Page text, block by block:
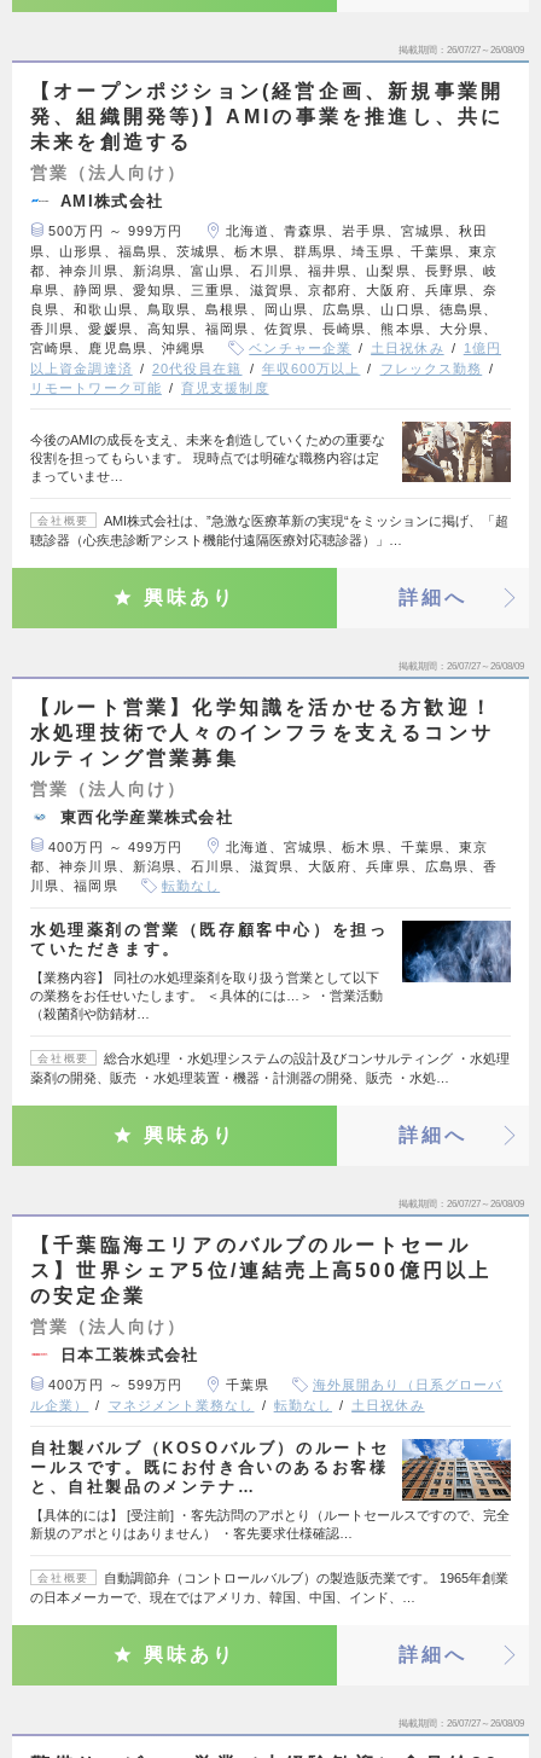
掲載期間 26/07/27～26/08/09
【オープンポジション(経営企画、新規事業開
発、組織開発等)】AMIの事業を推進し、共に
未来を創造する
営業（法人向け）
AMI株式会社
500万円 ～ 999万円
北海道、青森県、岩手県、宮城県、秋田
県、山形県、福島県、茨城県、栃木県、群馬県、埼玉県、千葉県、東京
都、神奈川県、新潟県、富山県、石川県、福井県、山梨県、長野県、岐
阜県、静岡県、愛知県、三重県、滋賀県、京都府、大阪府、兵庫県、奈
良県、和歌山県、鳥取県、島根県、岡山県、広島県、山口県、徳島県、
香川県、愛媛県、高知県、福岡県、佐賀県、長崎県、熊本県、大分県、
宮崎県、鹿児島県、沖縄県
ベンチャー企業 土日祝休み
1億円
以上資金調達済
20代役員在籍 年収600万以上
フレックス勤務
リモートワーク可能
育児支援制度
今後のAMIの成長を支え、未来を創造していくための重要な
役割を担ってもらいます。 現時点では明確な職務内容は定
まっていませ…
会社概要
AMI株式会社は、”急激な医療革新の実現“をミッションに掲げ、「超
聴診器（心疾患診断アシスト機能付遠隔医療対応聴診器）」…
興味あり 詳細へ
掲載期間 26/07/27～26/08/09
【ルート営業】化学知識を活かせる方歓迎！
水処理技術で人々のインフラを支えるコンサ
ルティング営業募集
営業（法人向け）
東西化学産業株式会社
400万円 ～ 499万円
北海道、宮城県、栃木県、千葉県、東京
都、神奈川県、新潟県、石川県、滋賀県、大阪府、兵庫県、広島県、香
川県、福岡県
転勤なし
水処理薬剤の営業（既存顧客中心）を担っ
ていただきます。
【業務内容】 同社の水処理薬剤を取り扱う営業として以下
の業務をお任せいたします。 ＜具体的には…＞ ・営業活動
（殺菌剤や防錆材…
会社概要
総合水処理 ・水処理システムの設計及びコンサルティング ・水処理
薬剤の開発、販売 ・水処理装置・機器・計測器の開発、販売 ・水処…
興味あり 詳細へ
掲載期間 26/07/27～26/08/09
【千葉臨海エリアのバルブのルートセール
ス】世界シェア5位/連結売上高500億円以上
の安定企業
営業（法人向け）
日本工装株式会社
400万円 ～ 599万円 千葉県
海外展開あり（日系グローバ
ル企業）
マネジメント業務なし 転勤なし 土日祝休み
自社製バルブ（KOSOバルブ）のルートセ
ールスです。既にお付き合いのあるお客様
と、自社製品のメンテナ…
【具体的には】 [受注前] ・客先訪問のアポとり（ルートセールスですので、完全
新規のアポとりはありません） ・客先要求仕様確認…
会社概要
自動調節弁（コントロールバルブ）の製造販売業です。 1965年創業
の日本メーカーで、現在ではアメリカ、韓国、中国、インド、…
興味あり 詳細へ
掲載期間 26/07/27～26/08/09